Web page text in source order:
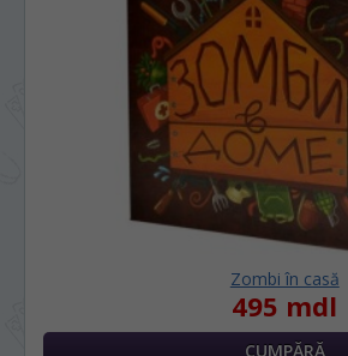
Zombi în casă
495 mdl
RU